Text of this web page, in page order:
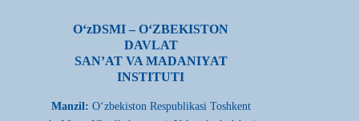
О‘zDSMI – О‘ZBEKISTON
DAVLAT
SAN’AT VA MADANIYAT
INSTITUTI
Manzil: О‘zbekiston Respublikasi Toshkent